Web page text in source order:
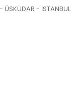
- İSTANBUL